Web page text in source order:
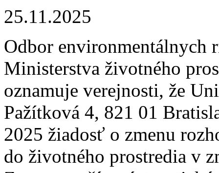
25.11.2025
Odbor environmentálnych
Ministerstva životného
oznamuje verejnosti, že
Pažítková 4, 821 01
2025 žiadosť o zmenu
do životného prostredia v